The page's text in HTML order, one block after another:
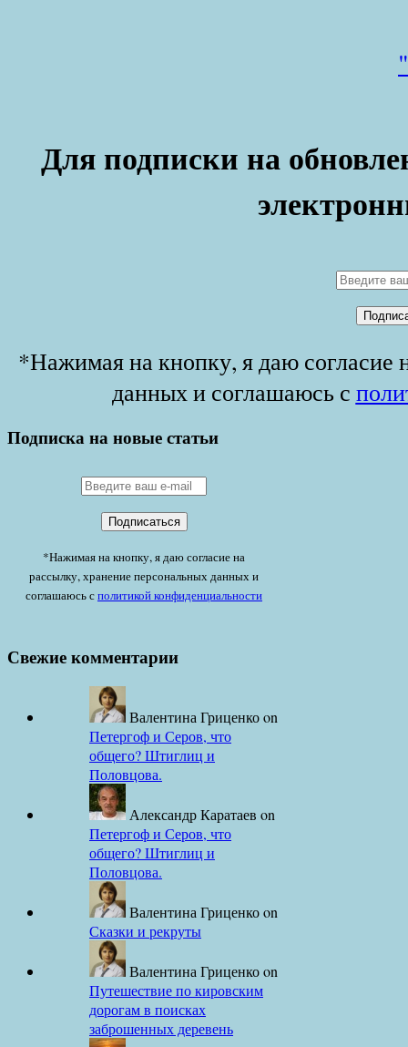
Для подписки на
*Нажимая на кнопку, я даю согласие
данных и соглашаюсь с
Подписка на новые статьи
*Нажимая на кнопку, я даю согласие на
рассылку, хранение персональных данных и
соглашаюсь сполитикой конфиденциальности
Свежие комментарии
Валентина Гриценкоon
Петергоф и Серов, что
общего? Штиглиц и
Половцова.
Александр Каратаев on
Петергоф и Серов, что
общего? Штиглиц и
Половцова.
Валентина Гриценкоon
Сказки и рекруты
Валентина Гриценкоon
Путешествие по кировским
дорогам в поисках
заброшенных деревень